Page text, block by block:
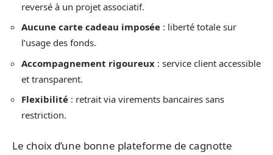
reversé à un projet associatif.
Aucune carte cadeau imposée : liberté totale sur
l’usage des fonds.
Accompagnement rigoureux : service client accessible
et transparent.
Flexibilité : retrait via virements bancaires sans
restriction.
Le choix d’une bonne plateforme de cagnotte